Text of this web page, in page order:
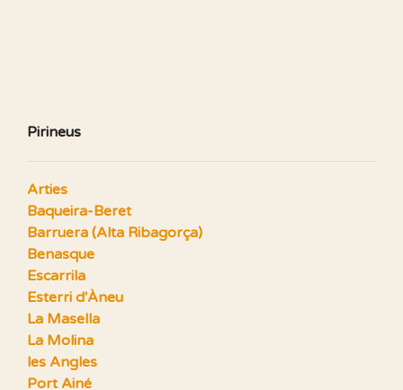
Pirineus
Arties
Baqueira-Beret
Barruera (Alta Ribagorça)
Benasque
Escarrila
Esterri d'Àneu
La Masella
La Molina
les Angles
Port Ainé